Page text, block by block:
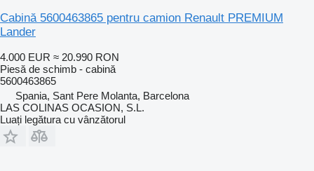
Cabină 5600463865 pentru camion Renault PREMIUM
Lander
4.000 EUR ≈ 20.990 RON
Piesă de schimb - cabină
5600463865
Spania, Sant Pere Molanta, Barcelona
LAS COLINAS OCASION, S.L.
Luați legătura cu vânzătorul